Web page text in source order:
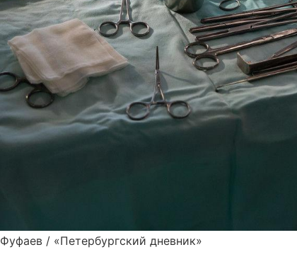
/ «Петербургский дневник»